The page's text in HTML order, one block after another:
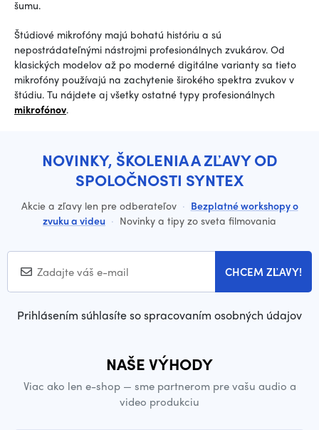
šumu.
Štúdiové mikrofóny majú bohatú históriu a sú
nepostrádateľnými nástrojmi profesionálnych zvukárov. Od
klasických modelov až po moderné digitálne varianty sa tieto
mikrofóny používajú na zachytenie širokého spektra zvukov v
štúdiu. Tu nájdete aj všetky ostatné typy profesionálnych
mikrofónov.
NOVINKY, ŠKOLENIA A ZĽAVY OD
SPOLOČNOSTI SYNTEX
Akcie a zľavy len pre odberateľov · Bezplatné workshopy o
zvuku a videu · Novinky a tipy zo sveta filmovania
CHCEM ZĽAVY!
Prihlásením súhlasíte so spracovaním osobných údajov
NAŠE VÝHODY
Viac ako len e-shop — sme partnerom pre vašu audio a
video produkciu